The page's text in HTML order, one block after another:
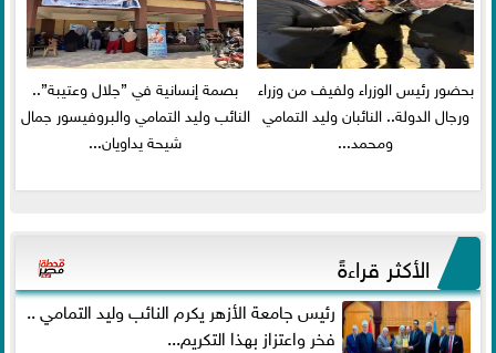
بحضور رئيس الوزراء ولفيف من وزراء
ورجال الدولة.. النائبان وليد التمامي
ومحمد...
بصمة إنسانية في ”جلال وعتيبة”..
النائب وليد التمامي والبروفيسور جمال
شيحة يداويان...
الأكثر قراءةً
رئيس جامعة الأزهر يكرم النائب وليد التمامي ..
فخر واعتزاز بهذا التكريم...